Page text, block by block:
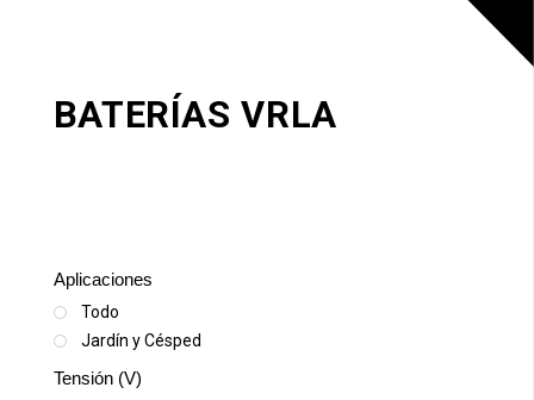
BATERÍAS VRLA
Aplicaciones
Todo
Jardín y Césped
Tensión (V)